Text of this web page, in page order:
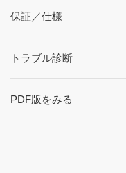
保証／仕様
トラブル診断
PDF版をみる